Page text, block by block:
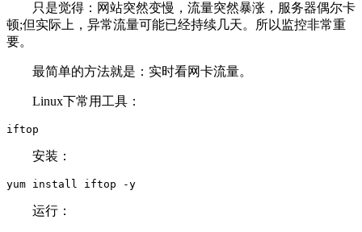
只是觉得：网站突然变慢，流量突然暴涨，服务器偶尔卡
顿;但实际上，异常流量可能已经持续几天。所以监控非常重
要。
最简单的方法就是：实时看网卡流量。
Linux下常用工具：
iftop
安装：
yum install iftop -y
运行：